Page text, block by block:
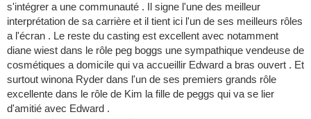
s'intégrer a une communauté . Il signe l'une des meilleur
interprétation de sa carrière et il tient ici l'un de ses meilleurs rôles
a l'écran . Le reste du casting est excellent avec notamment
diane wiest dans le rôle peg boggs une sympathique vendeuse de
cosmétiques a domicile qui va accueillir Edward a bras ouvert . Et
surtout winona Ryder dans l'un de ses premiers grands rôle
excellente dans le rôle de Kim la fille de peggs qui va se lier
d'amitié avec Edward .